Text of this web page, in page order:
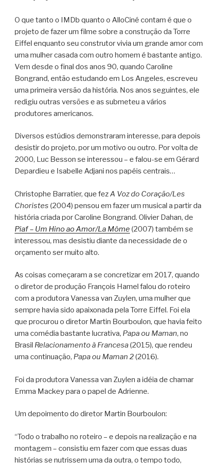
O que tanto o IMDb quanto o AlloCiné contam é que o
projeto de fazer um filme sobre a construção da Torre
Eiffel enquanto seu construtor vivia um grande amor com
uma mulher casada com outro homem é bastante antigo.
Vem desde o final dos anos 90, quando Caroline
Bongrand, então estudando em Los Angeles, escreveu
uma primeira versão da história. Nos anos seguintes, ele
redigiu outras versões e as submeteu a vários
produtores americanos.
Diversos estúdios demonstraram interesse, para depois
desistir do projeto, por um motivo ou outro. Por volta de
2000, Luc Besson se interessou – e falou-se em Gérard
Depardieu e Isabelle Adjani nos papéis centrais…
Christophe Barratier, que fezA Voz do Coração/Les
Choristes (2004) pensou em fazer um musical a partir da
história criada por Caroline Bongrand. Olivier Dahan, de
Piaf – Um Hino ao Amor/La Môme(2007) também se
interessou, mas desistiu diante da necessidade de o
orçamento ser muito alto.
As coisas começaram a se concretizar em 2017, quando
o diretor de produção François Hamel falou do roteiro
com a produtora Vanessa van Zuylen, uma mulher que
sempre havia sido apaixonada pela Torre Eiffel. Foi ela
que procurou o diretor Martin Bourboulon, que havia feito
uma comédia bastante lucrativa, Papa ou Maman, no
Brasil Relacionamento à Francesa(2015), que rendeu
uma continuação, Papa ou Maman 2(2016).
Foi da produtora Vanessa van Zuylen a idéia de chamar
Emma Mackey para o papel de Adrienne.
Um depoimento do diretor Martin Bourboulon:
“Todo o trabalho no roteiro – e depois na realização e na
montagem – consistiu em fazer com que essas duas
histórias se nutrissem uma da outra, o tempo todo,